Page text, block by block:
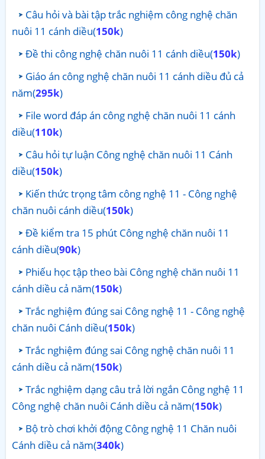
Câu hỏi và bài tập trắc nghiệm công nghệ chăn
nuôi 11 cánh diều(150k)
Đề thi công nghệ chăn nuôi 11 cánh diều(150k)
Giáo án công nghệ chăn nuôi 11 cánh diều đủ cả
năm(295k)
File word đáp án công nghệ chăn nuôi 11 cánh
diều(110k)
Câu hỏi tự luận Công nghệ chăn nuôi 11 Cánh
diều(150k)
Kiến thức trọng tâm công nghệ 11 - Công nghệ
chăn nuôi cánh diều(150k)
Đề kiểm tra 15 phút Công nghệ chăn nuôi 11
cánh diều(90k)
Phiếu học tập theo bài Công nghệ chăn nuôi 11
cánh diều cả năm(150k)
Trắc nghiệm đúng sai Công nghệ 11 - Công nghệ
chăn nuôi Cánh diều(150k)
Trắc nghiệm đúng sai Công nghệ chăn nuôi 11
cánh diều cả năm(150k)
Trắc nghiệm dạng câu trả lời ngắn Công nghệ 11
Công nghệ chăn nuôi Cánh diều cả năm(150k)
Bộ trò chơi khởi động Công nghệ 11 Chăn nuôi
Cánh diều cả năm(340k)